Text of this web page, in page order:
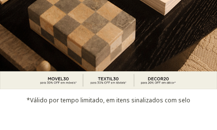
*Válido por tempo limitado, em itens sinalizados com selo